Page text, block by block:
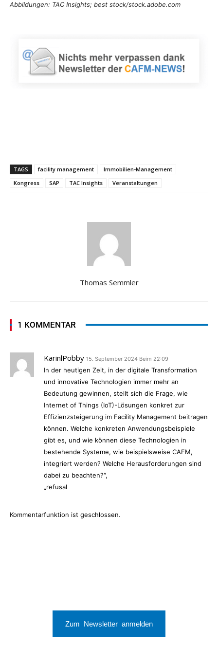
Abbildungen: TAC Insights; best stock/stock.adobe.com
TAGS facility management
Immobilien-Management
Kongress
SAP TAC Insights Veranstaltungen
Thomas Semmler
1 KOMMENTAR
KarinlPobby 15. September 2024 Beim 22:09
In der heutigen Zeit, in der digitale Transformation
und innovative Technologien immer mehr an
Bedeutung gewinnen, stellt sich die Frage, wie
Internet of Things (IoT)-Lösungen konkret zur
Effizienzsteigerung im Facility Management beitragen
können. Welche konkreten Anwendungsbeispiele
gibt es, und wie können diese Technologien in
bestehende Systeme, wie beispielsweise CAFM,
integriert werden? Welche Herausforderungen sind
dabei zu beachten?“,
„refusal
Kommentarfunktion ist geschlossen.
Zum Newsletter anmelden